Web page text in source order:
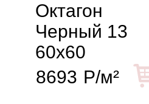
Октагон
Черный 13
60x60
8693 Р/м²